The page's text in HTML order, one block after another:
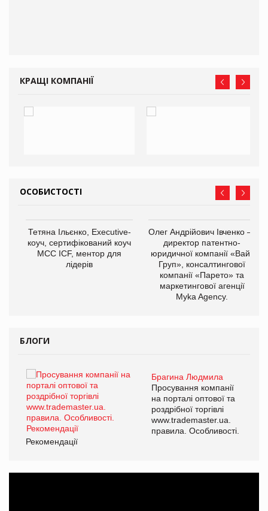
КРАЩІ КОМПАНІЇ
ОСОБИСТОСТІ
Тетяна Ільєнко, Executive-
коуч, сертифікований коуч
МСС ICF, ментор для
лідерів
Олег Андрійович Івченко —
директор патентно-
юридичної компанії «Вайз
Груп», консалтингової
компанії «Парето» та
маркетингової агенції
Myka Agency.
БЛОГИ
Брагина Людмила
Просування компанії
на порталі оптової та
роздрібної торгівлі
www.trademaster.ua.
правила. Особливості.
Рекомендації